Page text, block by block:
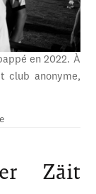
en 2022. À
club anonyme,
Zäit